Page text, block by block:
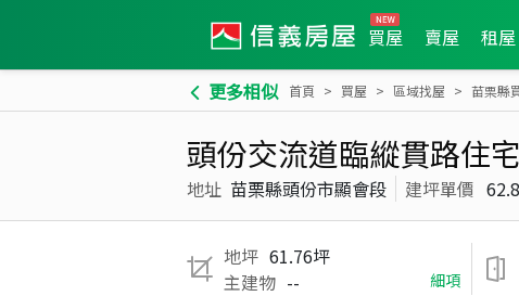
買屋 賣屋 租屋
更多相似 首頁 買屋 區域找屋 苗栗縣
頭份交流道臨縱貫路住
地址 苗栗縣頭份市顯會段 建坪單價
地坪 61.76坪
主建物 -- 細項